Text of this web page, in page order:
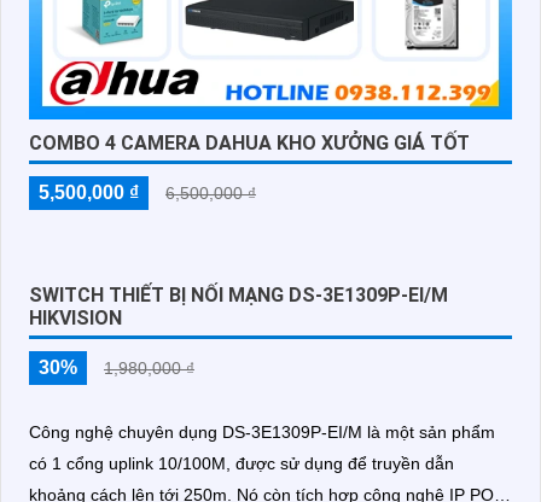
COMBO 4 CAMERA DAHUA KHO XƯỞNG GIÁ TỐT
5,500,000 ₫ 6,500,000 ₫
SWITCH THIẾT BỊ NỐI MẠNG DS-3E1309P-EI/M
HIKVISION
30% 1,980,000 ₫
Công nghệ chuyên dụng DS-3E1309P-EI/M là một sản phẩm
có 1 cổng uplink 10/100M, được sử dụng để truyền dẫn
khoảng cách lên tới 250m. Nó còn tích hợp công nghệ IP POE,